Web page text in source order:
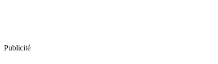
Publicité